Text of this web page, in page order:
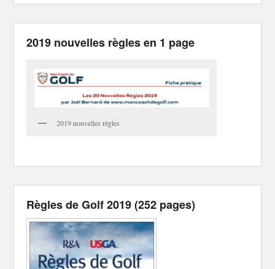
2019 nouvelles règles en 1 page
2019 nouvelles règles
Règles de Golf 2019 (252 pages)